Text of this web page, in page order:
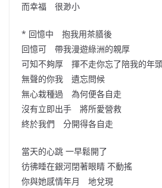
而幸福 很渺小
* 回憶中 抱我用茶膳後
回憶可 帶我漫遊綠洲的親厚
可知不夠厚 揮不走你忘了陪我的年
無聲的你我 遺忘問候
無心栽種過 為何便各自走
沒有立即出手 將所愛營救
終於我們 分開得各自走
當天的心跳 一早鬆開了
彷彿睡在銀河閉著眼睛 不動搖
你與她感情年月 地兌現